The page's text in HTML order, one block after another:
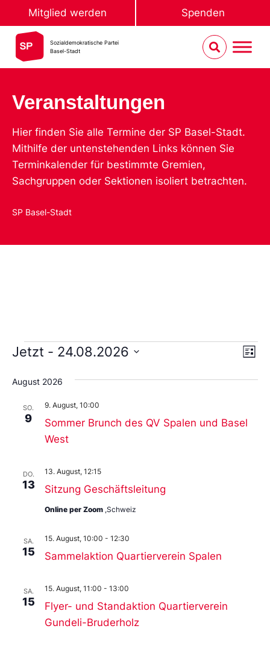
Mitglied werden Spenden
Sozialdemokratische Partei
Basel-Stadt
Veranstaltungen
Hier finden Sie alle Termine der SP Basel-Stadt.
Mithilfe der untenstehenden Links können Sie
Terminkalender für bestimmte Gremien,
Sachgruppen oder Sektionen isoliert betrachten.
SP Basel-Stadt
Liste
Jetzt - 24.08.2026
Sie
das
aus.
August 2026
SO.
9
Sommer Brunch des QV Spalen und Basel
West
9. August, 10:00
DO.
13 Sitzung Geschäftsleitung
13. August, 12:15
Online per Zoom ,Schweiz
SA.
15 Sammelaktion Quartierverein Spalen
15. August, 10:00 - 12:30
SA.
15
Flyer- und Standaktion Quartierverein
Gundeli-Bruderholz
15. August, 11:00 - 13:00